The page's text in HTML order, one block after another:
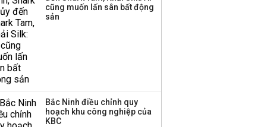
dưng ‘biến mất’, một
cũng muốn lấn sân bất động
sản
Bắc Ninh điều chỉnh quy
hoạch khu công nghiệp của
KBC